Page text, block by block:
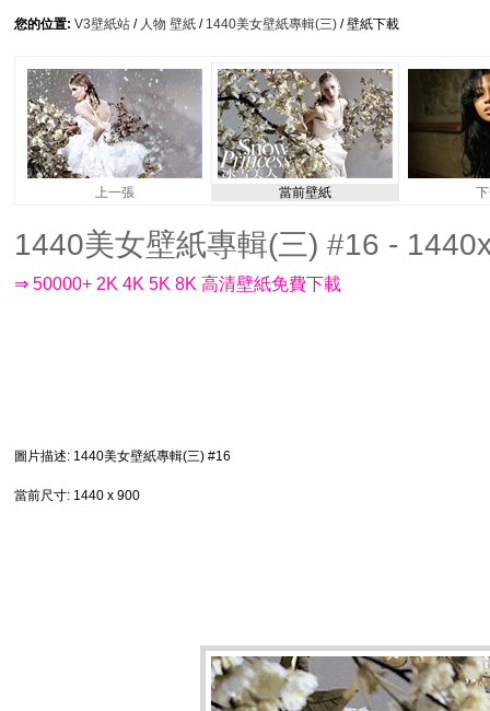
您的位置: V3壁紙站 / 人物 壁紙 / 1440美女壁紙專輯(三) / 壁紙下載
上一張 當前壁紙
1440美女壁紙專輯(三) #16 -
⇒ 50000+ 2K 4K 5K 8K 高清壁紙免費下載
圖片描述: 1440美女壁紙專輯(三) #16
當前尺寸: 1440 x 900